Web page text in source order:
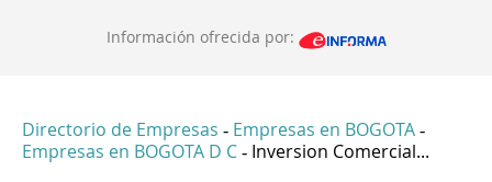
Información ofrecida por:
Directorio de Empresas - Empresas en BOGOTA -
Empresas en BOGOTA D C - Inversion Comercial...